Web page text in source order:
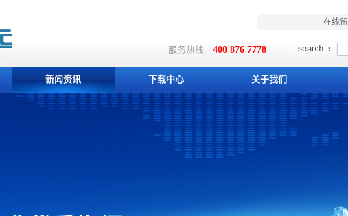
在线
服务热线: 400 876 7778
新闻资讯 下载中心 关于我们